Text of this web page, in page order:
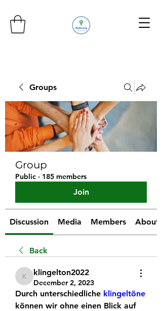
Groups
Group
Public · 185 members
Join
Discussion Media Members About
Back
klingelton2022
klingelton2022
December 2, 2023
Durch unterschiedliche klingeltöne
können wir ohne einen Blick auf